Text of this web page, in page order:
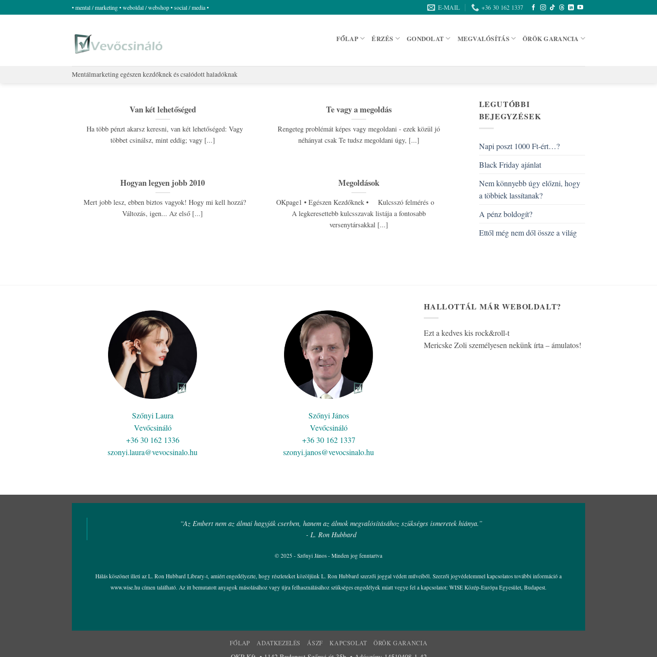
to
• mental / marketing • weboldal / webshop • social / media • E-MAIL +36 30 162 1337
FŐLAP ÉRZÉS GONDOLAT MEGVALÓSÍTÁS ÖRÖK GARANCIA
Mentálmarketing egészen kezdőknek és csalódott haladóknak
Van két lehetőséged
Ha több pénzt akarsz keresni, van két lehetőséged: Vagy
többet csinálsz, mint eddig; vagy [...]
Te vagy a megoldás
Rengeteg problémát képes vagy megoldani - ezek közül jó
néhányat csak Te tudsz megoldani úgy, [...]
Hogyan legyen jobb 2010
Mert jobb lesz, ebben biztos vagyok! Hogy mi kell hozzá?
Változás, igen... Az első [...]
Megoldások
OKpage1 • Egészen Kezdőknek • Kulcsszó felmérés o
A legkeresettebb kulcsszavak listája a fontosabb
versenytársakkal [...]
LEGUTÓBBI
BEJEGYZÉSEK
Napi poszt 1000 Ft-ért…?
Black Friday ajánlat
Nem könnyebb úgy előzni, hogy
a többiek lassítanak?
A pénz boldogít?
Ettől még nem dől össze a világ
Szőnyi Laura
Vevőcsináló
+36 30 162 1336
szonyi.laura@vevocsinalo.hu
Szőnyi János
Vevőcsináló
+36 30 162 1337
szonyi.janos@vevocsinalo.hu
HALLOTTÁL MÁR WEBOLDALT?
Ezt a kedves kis rock&roll-t
Mericske Zoli személyesen nekünk írta – ámulatos!
“Az Embert nem az álmai hagyják cserben, hanem az álmok megvalósításához szükséges ismeretek hiánya.”
- L. Ron Hubbard
© 2025 - Szőnyi János - Minden jog fenntartva
Hálás köszönet illeti az L. Ron Hubbard Library-t, amiért engedélyezte, hogy részleteket közöljünk L. Ron Hubbard szerzői joggal védett műveiből. Szerzői jogvédelemmel kapcsolatos további információ a
www.wise.hu címen található. Az itt bemutatott anyagok másolásához vagy újra felhasználásához szükséges engedélyek miatt vegye fel a kapcsolatot: WISE Közép-Európa Egyesület, Budapest.
FŐLAP ADATKEZELÉS ÁSZF KAPCSOLAT ÖRÖK GARANCIA